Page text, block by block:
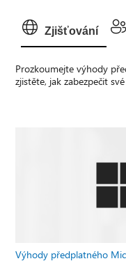
Zjišťování
Prozkoumejte výhody
zjistěte, jak zabezpečit
Výhody předplatného